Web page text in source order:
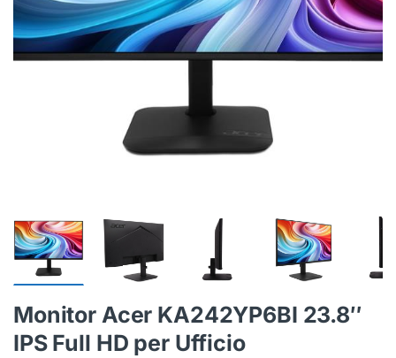
Monitor Acer KA242YP6BI 23.8″
IPS Full HD per Ufficio